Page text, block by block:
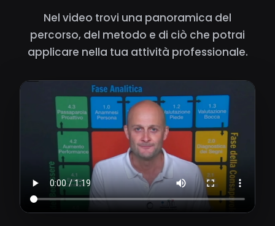
Nel video trovi una panoramica del
percorso, del metodo e di ciò che potrai
applicare nella tua attività professionale.